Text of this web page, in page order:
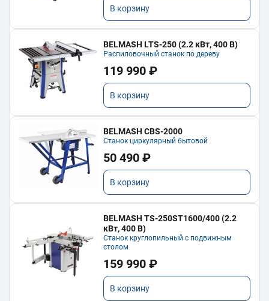
В корзину
BELMASH LTS-250 (2.2 кВт, 400 В)
Распиловочный станок по дереву
119 990 ₽
В корзину
BELMASH CBS-2000
Станок циркулярный бытовой
50 490 ₽
В корзину
BELMASH TS-250ST1600/400 (2.2
кВт, 400 В)
Станок круглопильный с подвижным
столом
159 990 ₽
В корзину